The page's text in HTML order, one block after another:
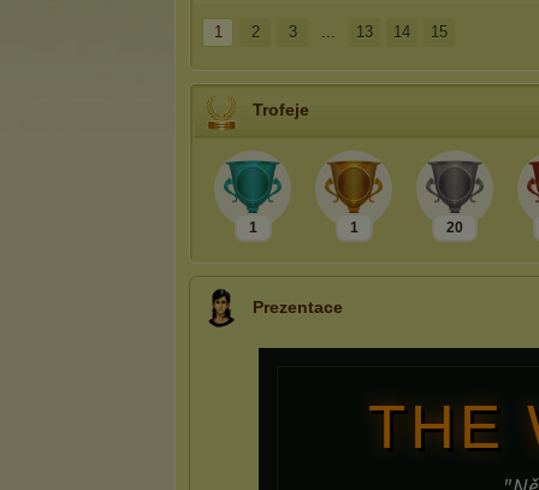
1 2 3 ... 13 14 15
Trofeje
1 1 20
Prezentace